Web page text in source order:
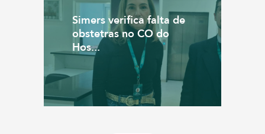
Simers verifica falta de
obstetras no CO do
Hos...